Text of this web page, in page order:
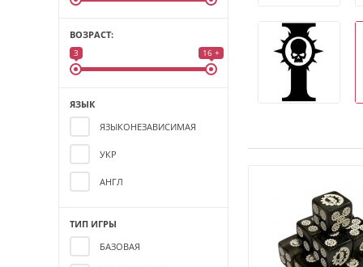
ВОЗРАСТ:
3 16 +
ЯЗЫК
ЯЗЫКОНЕЗАВИСИМАЯ
УКР
АНГЛ
ТИП ИГРЫ
БАЗОВАЯ